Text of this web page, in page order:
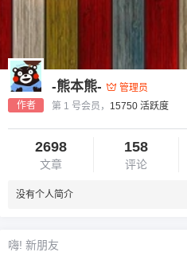
作者
-熊本熊-
管理员
第 1 号会员， 15750 活跃度
2698
文章
158
评论
没有个人简介
嗨! 新朋友